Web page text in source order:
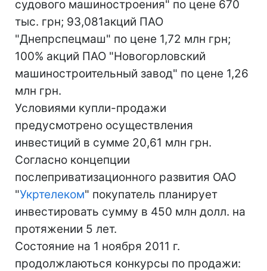
судового машиностроения" по цене 670
тыс. грн; 93,081акций ПАО
"Днепрспецмаш" по цене 1,72 млн грн;
100% акций ПАО "Новогорловский
машиностроительный завод" по цене 1,26
млн грн.
Условиями купли-продажи
предусмотрено осуществления
инвестиций в сумме 20,61 млн грн.
Согласно концепции
послеприватизационного развития ОАО
"Укртелеком" покупатель планирует
инвестировать сумму в 450 млн долл. на
протяжении 5 лет.
Состояние на 1 ноября 2011 г.
продолжлаються конкурсы по продажи: